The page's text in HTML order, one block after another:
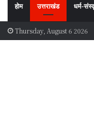
होम उत्तराखंड धर्म-
Thursday, August 6 2026